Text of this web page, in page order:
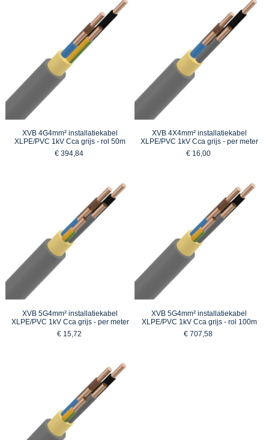
XVB 4G4mm² installatiekabel
XLPE/PVC 1kV Cca grijs - rol 50m
€ 394,84
XVB 4X4mm² installatiekabel
XLPE/PVC 1kV Cca grijs - per meter
€ 16,00
XVB 5G4mm² installatiekabel
XLPE/PVC 1kV Cca grijs - per meter
€ 15,72
XVB 5G4mm² installatiekabel
XLPE/PVC 1kV Cca grijs - rol 100m
€ 707,58